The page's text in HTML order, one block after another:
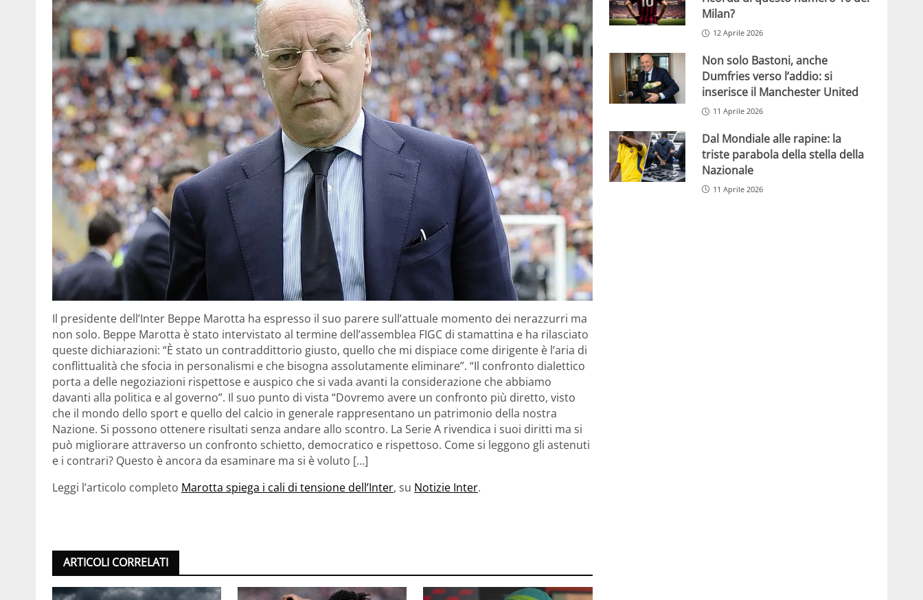
Il presidente dell’Inter Beppe Marotta ha espresso il suo parere sull’attuale momento dei nerazzurri ma
non solo. Beppe Marotta è stato intervistato al termine dell’assemblea FIGC di stamattina e ha rilasciato
queste dichiarazioni: “È stato un contraddittorio giusto, quello che mi dispiace come dirigente è l’aria di
conflittualità che sfocia in personalismi e che bisogna assolutamente eliminare”. “Il confronto dialettico
porta a delle negoziazioni rispettose e auspico che si vada avanti la considerazione che abbiamo
davanti alla politica e al governo”. Il suo punto di vista “Dovremo avere un confronto più diretto, visto
che il mondo dello sport e quello del calcio in generale rappresentano un patrimonio della nostra
Nazione. Si possono ottenere risultati senza andare allo scontro. La Serie A rivendica i suoi diritti ma si
può migliorare attraverso un confronto schietto, democratico e rispettoso. Come si leggono gli astenuti
e i contrari? Questo è ancora da esaminare ma si è voluto […]
Leggi l’articolo completo Marotta spiega i cali di tensione dell’Inter, su Notizie Inter.
ARTICOLI CORRELATI
Milan?
12 Aprile 2026
Non solo Bastoni, anche
Dumfries verso l’addio: si
inserisce il Manchester United
11 Aprile 2026
Dal Mondiale alle rapine: la
triste parabola della stella della
Nazionale
11 Aprile 2026